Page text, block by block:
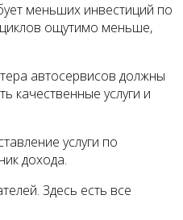
меньших инвестиций по
ощутимо меньше,
автосервисов должны
качественные услуги и
услуги по
дохода.
Здесь есть все